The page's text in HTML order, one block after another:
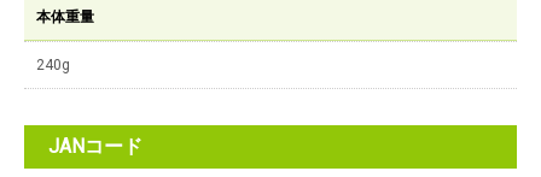
本体重量
240g
JANコード